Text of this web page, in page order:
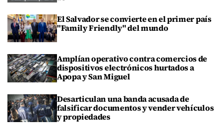
El Salvador se convierte en el primer país
"Family Friendly" del mundo
Amplían operativo contra comercios de
dispositivos electrónicos hurtados a
Apopa y San Miguel
Desarticulan una banda acusada de
falsificar documentos y vender vehículos
y propiedades